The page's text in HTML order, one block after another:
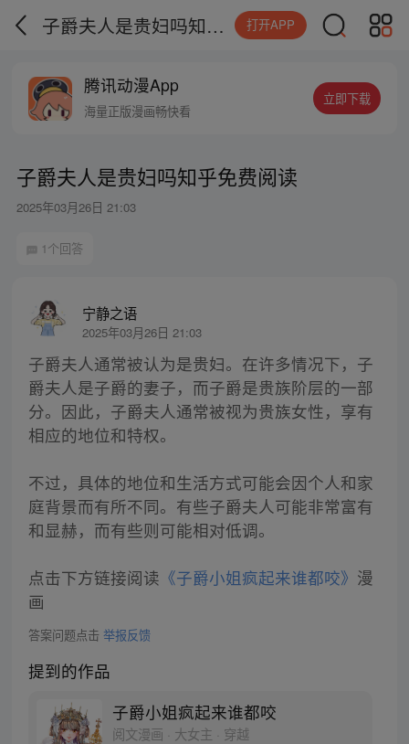
子爵夫人是贵妇吗知乎免费阅读 打开APP
腾讯动漫App
海量正版漫画畅快看
立即下载
子爵夫人是贵妇吗知乎免费阅读
2025年03月26日 21:03
1个回答
宁静之语
2025年03月26日 21:03
子爵夫人通常被认为是贵妇。在许多情况下，子
爵夫人是子爵的妻子，而子爵是贵族阶层的一部
分。因此，子爵夫人通常被视为贵族女性，享有
相应的地位和特权。
不过，具体的地位和生活方式可能会因个人和家
庭背景而有所不同。有些子爵夫人可能非常富有
和显赫，而有些则可能相对低调。
点击下方链接阅读 《子爵小姐疯起来谁都咬》 漫
画
答案问题点击 举报反馈
提到的作品
子爵小姐疯起来谁都咬
阅文漫画 · 大女主 · 穿越